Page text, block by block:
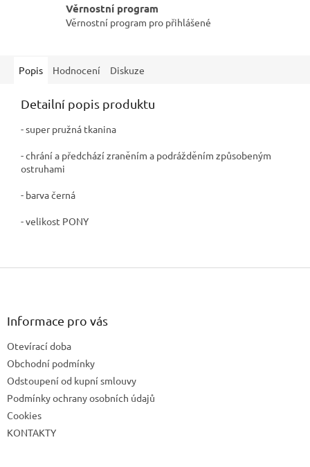
Věrnostní program
Věrnostní program pro přihlášené
Popis Hodnocení Diskuze
Detailní popis produktu
- super pružná tkanina
- chrání a předchází zraněním a podrážděním způsobeným
ostruhami
- barva černá
- velikost PONY
Z
Informace pro vás
Otevírací doba
Obchodní podmínky
Odstoupení od kupní smlouvy
Podmínky ochrany osobních údajů
Cookies
KONTAKTY